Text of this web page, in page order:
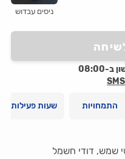
ניסים עבדוש
08:00
התמחויות שעות פעילות
שמש, דודי חשמל